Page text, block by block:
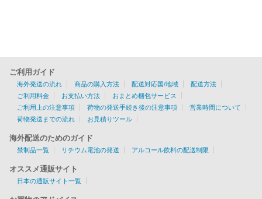
ご利用ガイド
海外発送の流れ 商品の購入方法 配送対応国/地域
配送方法
ご利用料金
お支払い方法
おまとめ梱包サービス
ご利用上の注意事項
荷物の発送手続き後の注意事項
営業時間について
荷物発送までの流れ
お見積りツール
海外配送のためのガイド
禁制品一覧 リチウム電池の発送 アルコール飲料の配送制限
オススメ通販サイト
日本の通販サイト一覧